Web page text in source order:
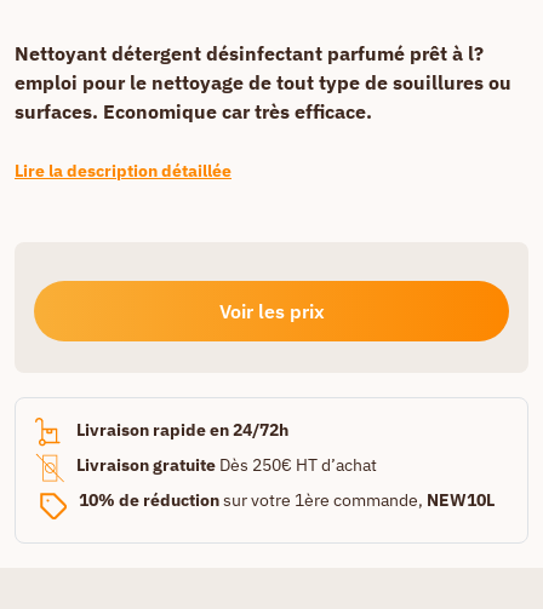
Nettoyant détergent désinfectant parfumé prêt à l?
emploi pour le nettoyage de tout type de souillures ou
surfaces. Economique car très efficace.
Lire la description détaillée
Voir les prix
Livraison rapide en 24/72h
Livraison gratuite Dès 250€ HT d’achat
10% de réductionsur votre 1ère commande, NEW10L